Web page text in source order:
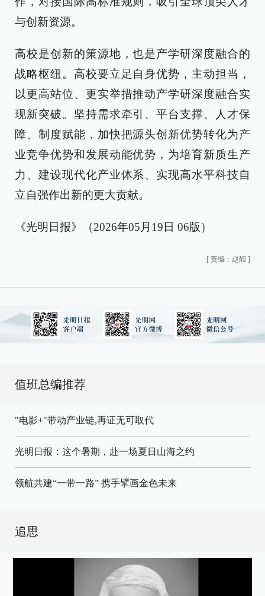
与创新资源。
高校是创新的策源地，也是产学研深度融合的
战略枢纽。高校要立足自身优势，主动担当，
以更高站位、更实举措推动产学研深度融合实
现新突破。坚持需求牵引、平台支撑、人才保
障、制度赋能，加快把源头创新优势转化为产
业竞争优势和发展动能优势，为培育新质生产
力、建设现代化产业体系、实现高水平科技自
立自强作出新的更大贡献。
《光明日报》（2026年05月19日 06版）
[ 责编：赵靓 ]
值班总编推荐
"电影+"带动产业链,再证无可取代
光明日报：这个暑期，赴一场夏日山海之约
领航共建“一带一路” 携手擘画金色未来
追思